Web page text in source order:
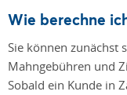
Wie berechne
Sie können zunächst
Mahngebühren und
Sobald ein Kunde in